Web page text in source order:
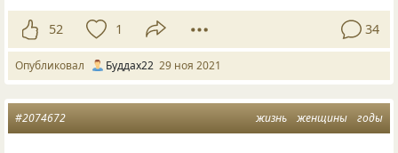
52 1 34
Опубликовал Буддах22 29 ноя 2021
жизнь женщины годы
#2074672